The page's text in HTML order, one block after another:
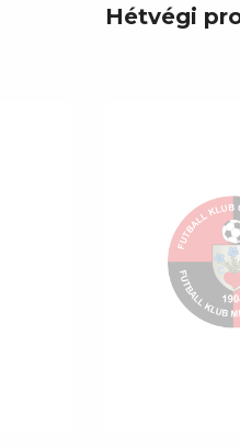
Hétvégi